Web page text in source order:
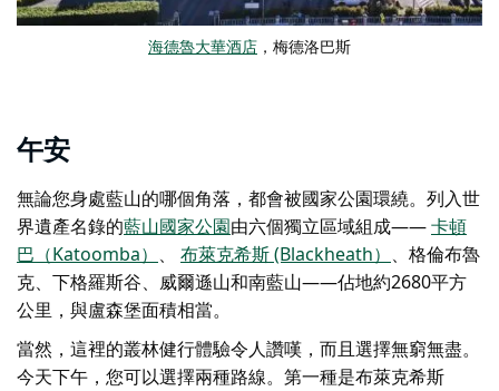
海德魯大華酒店 ，梅德洛巴斯
午安
無論您身處藍山的哪個角落，都會被國家公園環繞。列入世
界遺產名錄的藍山國家公園由六個獨立區域組成——卡頓
巴（Katoomba） 、 布萊克希斯 (Blackheath） 、格倫布魯
克、下格羅斯谷、威爾遜山和南藍山——佔地約2680平方
公里，與盧森堡面積相當。
當然，這裡的叢林健行體驗令人讚嘆，而且選擇無窮無盡。
今天下午，您可以選擇兩種路線。第一種是布萊克希斯